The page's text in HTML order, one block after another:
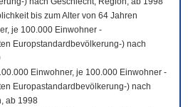
bis zum Alter von 64 Jahren
je 100.000 Einwohner -
Europstandardbevölkerung-) nach
Einwohner, je 100.000 Einwohner -
Europastandardbevölkerung-) nach
ab 1998